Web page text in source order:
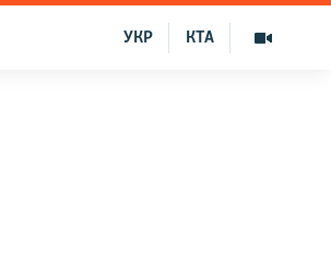
КТА
УКР